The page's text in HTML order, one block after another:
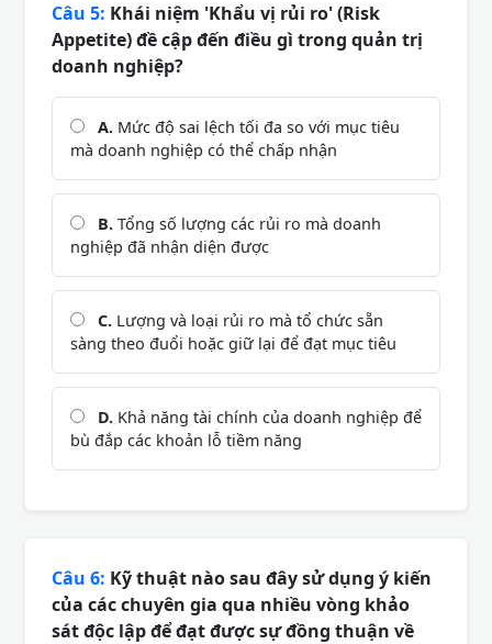
Câu 5: Khái niệm 'Khẩu vị rủi ro' (Risk
Appetite) đề cập đến điều gì trong quản trị
doanh nghiệp?
A. Mức độ sai lệch tối đa so với mục tiêu
mà doanh nghiệp có thể chấp nhận
B. Tổng số lượng các rủi ro mà doanh
nghiệp đã nhận diện được
C. Lượng và loại rủi ro mà tổ chức sẵn
sàng theo đuổi hoặc giữ lại để đạt mục tiêu
D. Khả năng tài chính của doanh nghiệp để
bù đắp các khoản lỗ tiềm năng
Câu 6: Kỹ thuật nào sau đây sử dụng ý kiến
của các chuyên gia qua nhiều vòng khảo
sát độc lập để đạt được sự đồng thuận về